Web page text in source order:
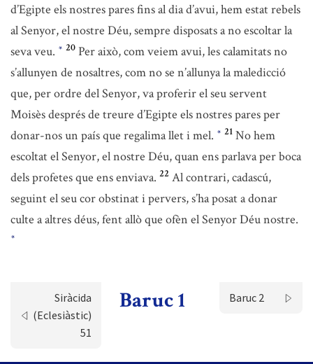
d’Egipte els nostres pares fins al dia d’avui, hem estat rebels
al Senyor, el nostre Déu, sempre disposats a no escoltar la
seva veu. * 20 Per això, com veiem avui, les calamitats no
s’allunyen de nosaltres, com no se n’allunya la maledicció
que, per ordre del Senyor, va proferir el seu servent
Moisès després de treure d’Egipte els nostres pares per
donar-nos un país que regalima llet i mel. * 21 No hem
escoltat el Senyor, el nostre Déu, quan ens parlava per boca
dels profetes que ens enviava. 22 Al contrari, cadascú,
seguint el seu cor obstinat i pervers, s’ha posat a donar
culte a altres déus, fent allò que ofèn el Senyor Déu nostre.
*
Siràcida
(Eclesiàstic)
51
Baruc 1 Baruc 2